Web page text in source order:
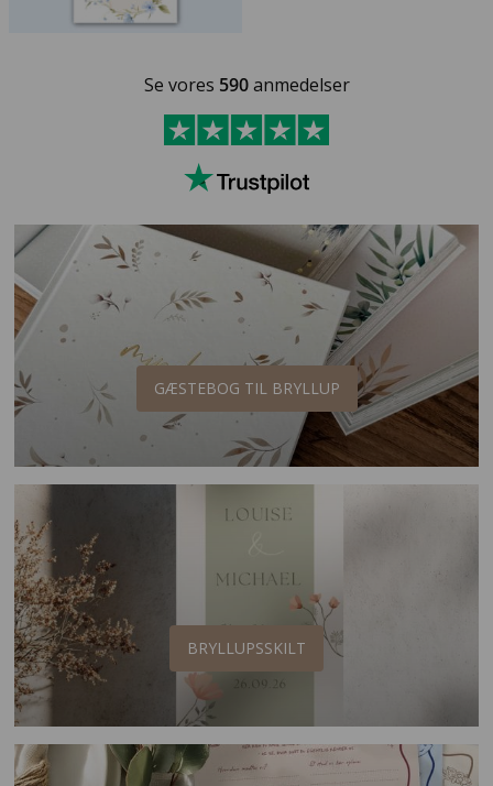
Se vores 590anmedelser
GÆSTEBOG TIL BRYLLUP
BRYLLUPSSKILT